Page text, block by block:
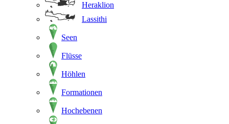
Heraklion
Lassithi
Seen
Flüsse
Höhlen
Formationen
Hochebenen